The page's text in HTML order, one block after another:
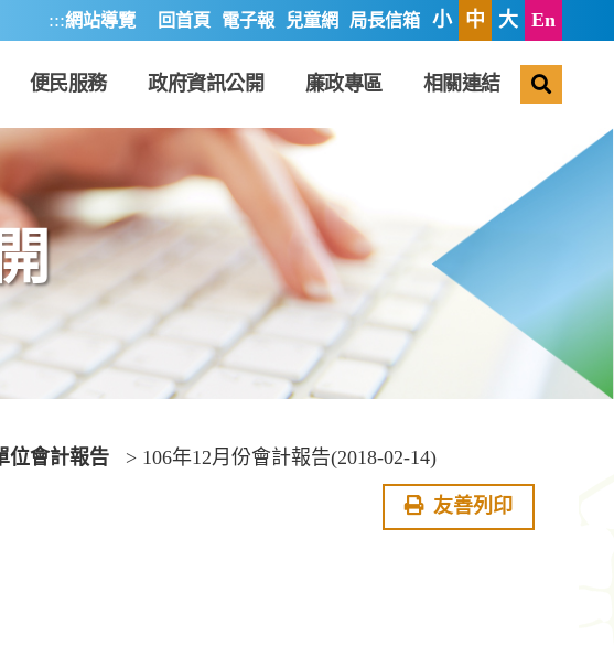
:::網站導覽 回首頁 電子報 兒童網 局長信箱 小 中 大 En
便民服務 政府資訊公開 廉政專區 相關連結
位會計報告 > 106年12月份會計報告(2018-02-14)
友善列印